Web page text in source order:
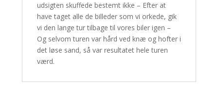
udsigten skuffede bestemt ikke – Efter at
have taget alle de billeder som vi orkede, gik
vi den lange tur tilbage til vores biler igen –
Og selvom turen var hård ved knæ og hofter i
det løse sand, så var resultatet hele turen
værd.